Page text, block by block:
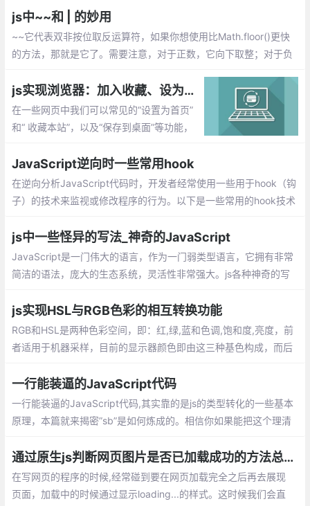
方式：使用正则、通过长度截取。
js中~~和 | 的妙用
~~它代表双非按位取反运算符，如果你想使用比Math.floor()更快
的方法，那就是它了。需要注意，对于正数，它向下取整；对于负
js实现浏览器：加入收藏、设为首页、保存到桌面的方法功能
在一些网页中我们可以常见的“设置为首页”
和“ 收藏本站”，以及“保存到桌面”等功能，
实现方法，完美兼容IE,chrome,ff等浏览器
JavaScript逆向时一些常用hook
在逆向分析JavaScript代码时，开发者经常使用一些用于hook（钩
子）的技术来监视或修改程序的行为。以下是一些常用的hook技术
js中一些怪异的写法_神奇的JavaScript
JavaScript是一门伟大的语言，作为一门弱类型语言，它拥有非常
简洁的语法，庞大的生态系统，灵活性非常强大。js各种神奇的写
js实现HSL与RGB色彩的相互转换功能
RGB和HSL是两种色彩空间，即：红,绿,蓝和色调,饱和度,亮度，前
者适用于机器采样，目前的显示器颜色即由这三种基色构成，而后
B相互转换
一行能装逼的JavaScript代码
一行能装逼的JavaScript代码,其实靠的是js
的类型转化的一些基本原理，本篇就来揭密”
楚了，以后遇到类型转化之类的题目，就可
以瞬间秒杀了。
通过原生js判断网页图片是否已加载成功的方法总汇
在写网页的程序的时候,经常碰到要在网页加
载完全之后再去展现页面，加载中的时候通